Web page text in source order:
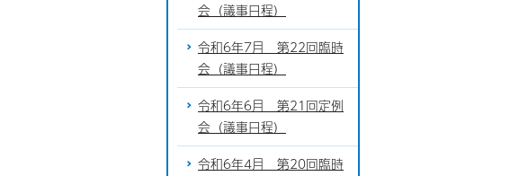
会（議事日程）
令和6年7月 第22回臨時
会（議事日程）
令和6年6月 第21回定例
会（議事日程）
令和6年4月 第20回臨時